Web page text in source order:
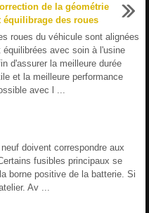
de la géométrie
équilibrage des roues
roues du véhicule sont alignées
équilibrées avec soin à l'usine
d'assurer la meilleure durée
et la meilleure performance
avec l ...
doivent correspondre aux
fusibles principaux se
borne positive de la batterie. Si
Av ...